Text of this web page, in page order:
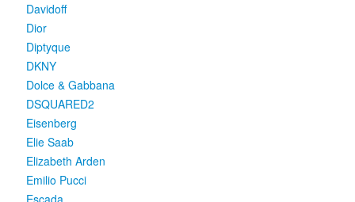
Davidoff
Dior
Diptyque
DKNY
Dolce & Gabbana
DSQUARED2
Eisenberg
Elie Saab
Elizabeth Arden
Emilio Pucci
Escada